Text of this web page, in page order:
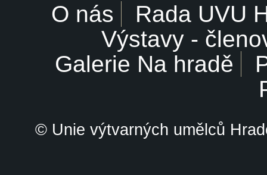
O nás
Rada UVU
Výstavy -
Galerie Na hradě
© Unie výtvarných umělců